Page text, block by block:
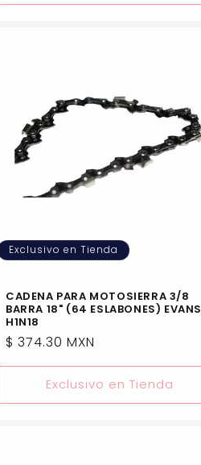
Exclusivo en Tienda
CADENA PARA MOTOSIERRA 3/8
BARRA 18" (64 ESLABONES) EVANS
H1N18
Precio
$ 374.30 MXN
Exclusivo en Tienda